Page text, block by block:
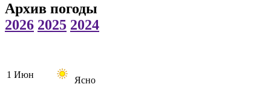
Архив погоды
2026 2025 2024
1 Июн
Ясно